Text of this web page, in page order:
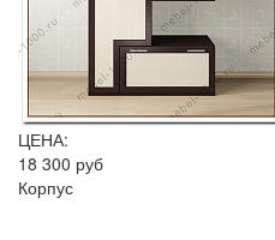
ЦЕНА:
18 300 руб
Корпус